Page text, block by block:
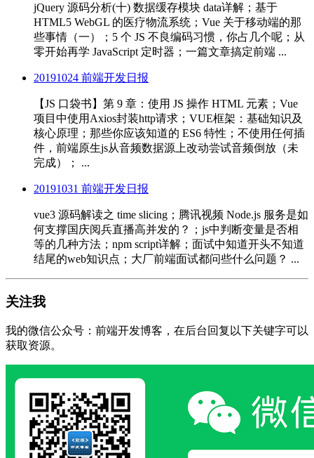
jQuery 源码分析(十) 数据缓存模块 data详解；基于
HTML5 WebGL 的医疗物流系统；Vue 关于移动端的那
些事情（一）；5 个 JS 不良编码习惯，你占几个呢；从
零开始再学 JavaScript 定时器；一篇文章搞定前端 ...
20191024 前端开发日报
【JS 口袋书】第 9 章：使用 JS 操作 HTML 元素；Vue
项目中使用Axios封装http请求；VUE框架：基础知识及
核心原理；那些你应该知道的 ES6 特性；不使用任何插
件，前端原生js从音频数据源上改动尝试音频倒放（未
完成）； ...
20191031 前端开发日报
vue3 源码解读之 time slicing；腾讯视频 Node.js 服务是如
何支撑国庆阅兵直播高并发的？；js中判断变量是否相
等的几种方法；npm script详解；面试中知道开头不知道
结尾的web知识点；大厂前端面试都问些什么问题？ ...
关注我
我的微信公众号：前端开发博客，在后台回复以下关键字可以
获取资源。